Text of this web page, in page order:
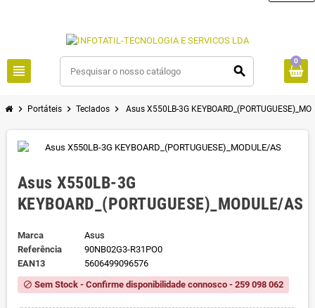
view_headline search
0
chevron_right Portáteis chevron_right Teclados chevron_right Asus X550LB-3G
Asus X550LB-3G
KEYBOARD_(PORTUGUESE)_MODULE/AS
Marca
Asus
Referência
90NB02G3-R31PO0
EAN13
5606499096576
block Sem Stock - Confirme disponibilidade connosco - 259 098 062